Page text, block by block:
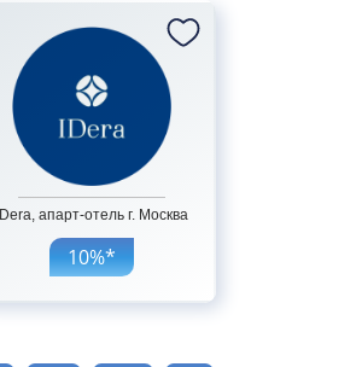
IDera, апарт-отель г. Москва
10%*